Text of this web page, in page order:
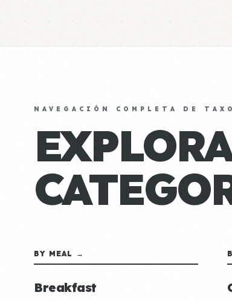
NAVEGACIÓN COMPLETA DE
BY MEAL →
Breakfast